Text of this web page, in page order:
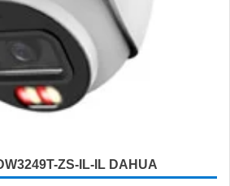
ZS-IL-IL DAHUA